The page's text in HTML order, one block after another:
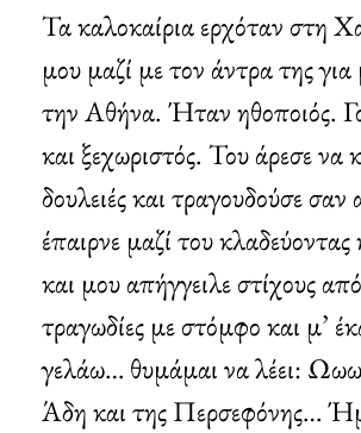
Τα καλοκαίρια ερχόταν στη
μου μαζί με τον άντρα της
την Αθήνα. Ήταν ηθοποιός.
και ξεχωριστός. Του άρεσε να
δουλειές και τραγουδούσε
έπαιρνε μαζί του κλαδεύοντας
και μου απήγγειλε στίχους
τραγωδίες με στόμφο και μ’
γελάω… θυμάμαι να λέει:
Άδη και της Περσεφόνης…